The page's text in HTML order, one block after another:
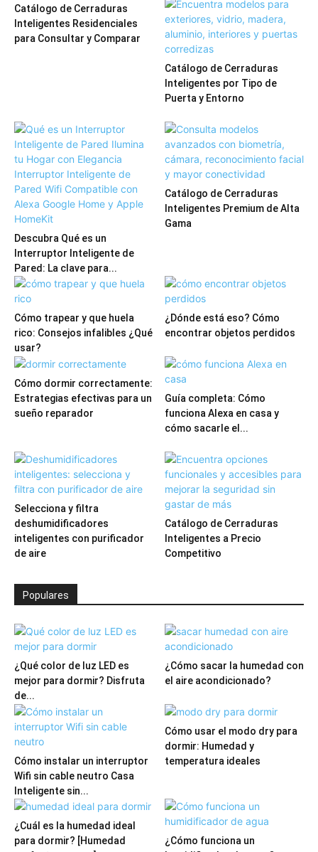
Catálogo de Cerraduras
Inteligentes Residenciales
para Consultar y Comparar
Catálogo de Cerraduras
Inteligentes por Tipo de
Puerta y Entorno
Descubra Qué es un
Interruptor Inteligente de
Pared: La clave para...
Catálogo de Cerraduras
Inteligentes Premium de Alta
Gama
Cómo trapear y que huela
rico: Consejos infalibles ¿Qué
usar?
¿Dónde está eso? Cómo
encontrar objetos perdidos
Cómo dormir correctamente:
Estrategias efectivas para un
sueño reparador
Guía completa: Cómo
funciona Alexa en casa y
cómo sacarle el...
Selecciona y filtra
deshumidificadores
inteligentes con purificador
de aire
Catálogo de Cerraduras
Inteligentes a Precio
Competitivo
Populares
¿Qué color de luz LED es
mejor para dormir? Disfruta
de...
¿Cómo sacar la humedad con
el aire acondicionado?
Cómo instalar un interruptor
Wifi sin cable neutro Casa
Inteligente sin...
Cómo usar el modo dry para
dormir: Humedad y
temperatura ideales
¿Cuál es la humedad ideal
para dormir? [Humedad
¿Cómo funciona un